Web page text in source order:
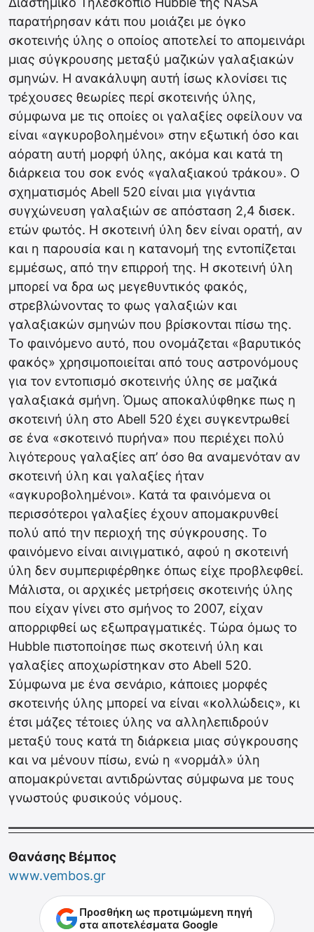
παρατήρησαν κάτι που μοιάζει με όγκο
σκοτεινής ύλης ο οποίος αποτελεί το απομεινάρι
μιας σύγκρουσης μεταξύ μαζικών γαλαξιακών
σμηνών. Η ανακάλυψη αυτή ίσως κλονίσει τις
τρέχουσες θεωρίες περί σκοτεινής ύλης,
σύμφωνα με τις οποίες οι γαλαξίες οφείλουν να
είναι «αγκυροβολημένοι» στην εξωτική όσο και
αόρατη αυτή μορφή ύλης, ακόμα και κατά τη
διάρκεια του σοκ ενός «γαλαξιακού τράκου». Ο
σχηματισμός Abell 520 είναι μια γιγάντια
συγχώνευση γαλαξιών σε απόσταση 2,4 δισεκ.
ετών φωτός. Η σκοτεινή ύλη δεν είναι ορατή, αν
και η παρουσία και η κατανομή της εντοπίζεται
εμμέσως, από την επιρροή της. Η σκοτεινή ύλη
μπορεί να δρα ως μεγεθυντικός φακός,
στρεβλώνοντας το φως γαλαξιών και
γαλαξιακών σμηνών που βρίσκονται πίσω της.
Το φαινόμενο αυτό, που ονομάζεται «βαρυτικός
φακός» χρησιμοποιείται από τους αστρονόμους
για τον εντοπισμό σκοτεινής ύλης σε μαζικά
γαλαξιακά σμήνη. Όμως αποκαλύφθηκε πως η
σκοτεινή ύλη στο Abell 520 έχει συγκεντρωθεί
σε ένα «σκοτεινό πυρήνα» που περιέχει πολύ
λιγότερους γαλαξίες απ’ όσο θα αναμενόταν αν
σκοτεινή ύλη και γαλαξίες ήταν
«αγκυροβολημένοι». Κατά τα φαινόμενα οι
περισσότεροι γαλαξίες έχουν απομακρυνθεί
πολύ από την περιοχή της σύγκρουσης. Το
φαινόμενο είναι αινιγματικό, αφού η σκοτεινή
ύλη δεν συμπεριφέρθηκε όπως είχε προβλεφθεί.
Μάλιστα, οι αρχικές μετρήσεις σκοτεινής ύλης
που είχαν γίνει στο σμήνος το 2007, είχαν
απορριφθεί ως εξωπραγματικές. Τώρα όμως το
Hubble πιστοποίησε πως σκοτεινή ύλη και
γαλαξίες αποχωρίστηκαν στο Abell 520.
Σύμφωνα με ένα σενάριο, κάποιες μορφές
σκοτεινής ύλης μπορεί να είναι «κολλώδεις», κι
έτσι μάζες τέτοιες ύλης να αλληλεπιδρούν
μεταξύ τους κατά τη διάρκεια μιας σύγκρουσης
και να μένουν πίσω, ενώ η «νορμάλ» ύλη
απομακρύνεται αντιδρώντας σύμφωνα με τους
γνωστούς φυσικούς νόμους.
Θανάσης Βέμπος
www.vembos.gr
Προσθήκη ως προτιμώμενη πηγή
στα αποτελέσματα Google